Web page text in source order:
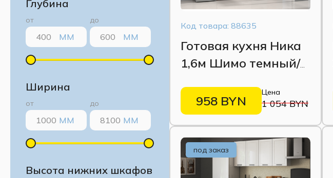
Глубина
от
ММ
до
ММ
Ширина
от
ММ
до
ММ
Высота нижних шкафов
Код товара: 88635
Готовая кухня Ника
1,6м Шимо темный/
Цена
1 054 BYN
958 BYN
под заказ